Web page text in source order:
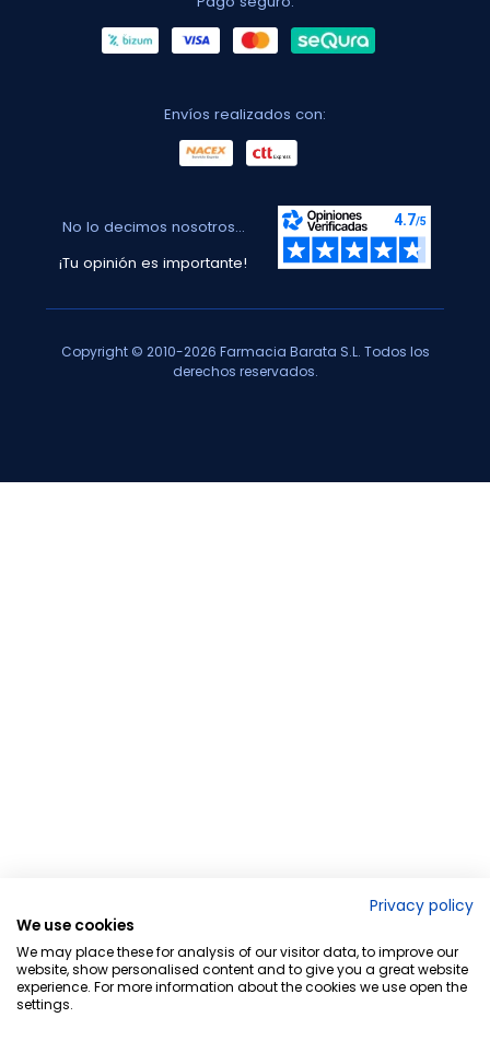
Envíos realizados con:
No lo decimos nosotros...
¡Tu opinión es importante!
Copyright © 2010-2026 Farmacia Barata S.L. Todos los
derechos reservados.
Privacy policy
We use cookies
We may place these for analysis of our visitor data, to improve our
website, show personalised content and to give you a great website
experience. For more information about the cookies we use open the
settings.